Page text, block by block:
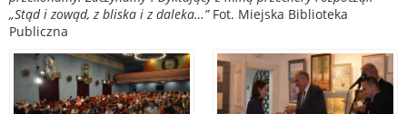
„Stąd i zowąd, z bliska i z daleka…”Fot. Miejska Biblioteka
Publiczna